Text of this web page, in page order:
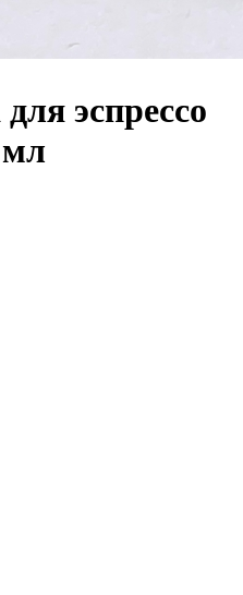
эспрессо
мл